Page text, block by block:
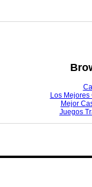
Los Mejores
Mejor
Juegos